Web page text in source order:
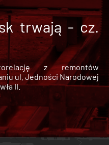
trwają - cz.
z remontów
ul. Jedności Narodowej
II.